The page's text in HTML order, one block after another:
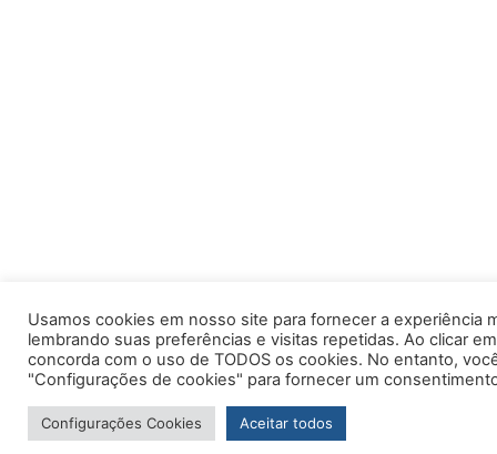
Usamos cookies em nosso site para fornecer a experiência
lembrando suas preferências e visitas repetidas. Ao clicar
concorda com o uso de TODOS os cookies. No entanto,
"Configurações de cookies" para fornecer um
Configurações Cookies Aceitar todos